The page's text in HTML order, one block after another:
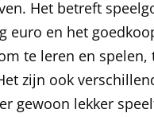
Het betreft
euro en het
te leren en spelen,
zijn ook
gewoon lekker